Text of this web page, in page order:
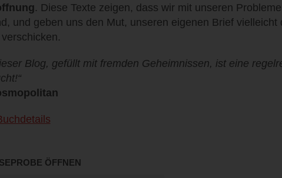
. Diese Texte zeigen, dass wir mit unseren
und geben uns den Mut, unseren eigenen Brief vielleicht
Blog, gefüllt mit fremden Geheimnissen, ist eine
ÖFFNEN